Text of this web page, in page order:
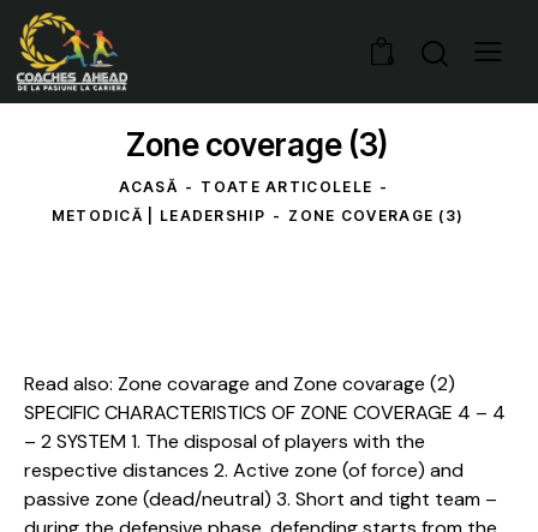
0
Zone coverage (3)
ACASĂ
TOATE ARTICOLELE
METODICĂ | LEADERSHIP
ZONE COVERAGE (3)
Read also: Zone covarage and Zone covarage (2)
SPECIFIC CHARACTERISTICS OF ZONE COVERAGE 4 – 4
– 2 SYSTEM 1. The disposal of players with the
respective distances 2. Active zone (of force) and
passive zone (dead/neutral) 3. Short and tight team –